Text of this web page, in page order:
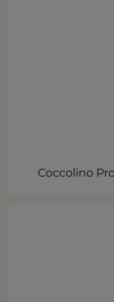
Coccolino